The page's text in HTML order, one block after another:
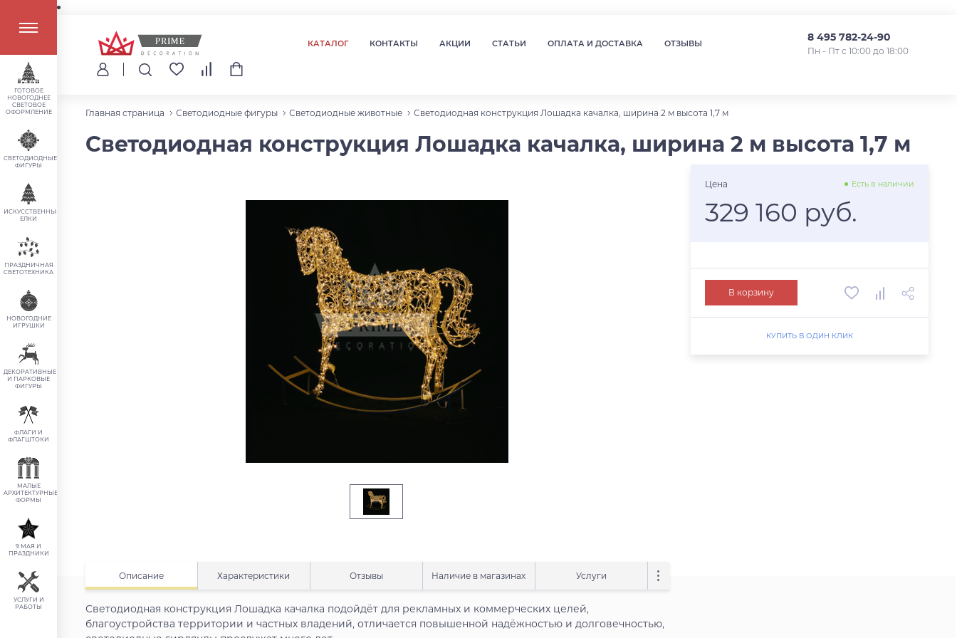
КАТАЛОГ КОНТАКТЫ АКЦИИ СТАТЬИ ОПЛАТА И ДОСТАВКА ОТЗЫВЫ 8 495 782-24-90
Пн - Пт с 10:00 до 18:00
ГОТОВОЕ
НОВОГОДНЕЕ
СВЕТОВОЕ
ОФОРМЛЕНИЕ
СВЕТОДИОДНЫЕ
ФИГУРЫ
ИСКУССТВЕННЫЕ
ЕЛКИ
ПРАЗДНИЧНАЯ
СВЕТОТЕХНИКА
НОВОГОДНИЕ
ИГРУШКИ
ДЕКОРАТИВНЫЕ
И ПАРКОВЫЕ
ФИГУРЫ
ФЛАГИ И
ФЛАГШТОКИ
МАЛЫЕ
АРХИТЕКТУРНЫЕ
ФОРМЫ
9 МАЯ И
ПРАЗДНИКИ
УСЛУГИ И
РАБОТЫ
Главная страница Светодиодные фигуры Светодиодные животные Светодиодная конструкция Лошадка качалка, ширина 2 м высота 1,7 м
Светодиодная конструкция Лошадка качалка, ширина 2 м высота 1,7 м
Описание Характеристики Отзывы Наличие в магазинах Услуги
Светодиодная конструкция Лошадка качалка подойдёт для рекламных и коммерческих целей,
благоустройства территории и частных владений, отличается повышенной надёжностью и долговечностью,
Цена Есть в наличии
329 160 руб.
В корзину
КУПИТЬ В ОДИН КЛИК